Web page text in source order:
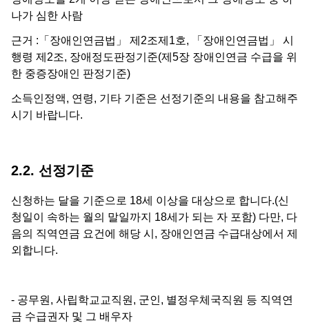
나가 심한 사람
근거 :「장애인연금법」 제2조제1호, 「장애인연금법」 시
행령 제2조, 장애정도판정기준(제5장 장애인연금 수급을 위
한 중증장애인 판정기준)
소득인정액, 연령, 기타 기준은 선정기준의 내용을 참고해주
시기 바랍니다.
2.2. 선정기준
신청하는 달을 기준으로 18세 이상을 대상으로 합니다.(신
청일이 속하는 월의 말일까지 18세가 되는 자 포함) 다만, 다
음의 직역연금 요건에 해당 시, 장애인연금 수급대상에서 제
외합니다.
- 공무원, 사립학교교직원, 군인, 별정우체국직원 등 직역연
금 수급권자 및 그 배우자